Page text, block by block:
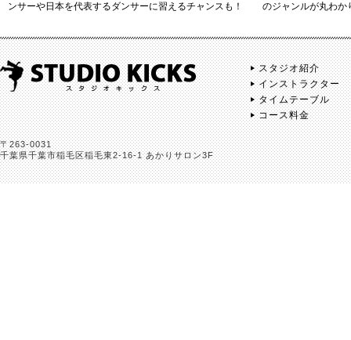
ンサーや日本を代表するダンサーに習えるチャンスも！
のジャンルが丸わか
〒263-0031
千葉県千葉市稲毛区稲毛東2-16-1 あかりサロン3F
スタジオ紹介
インストラクター
タイムテーブル
コース料金